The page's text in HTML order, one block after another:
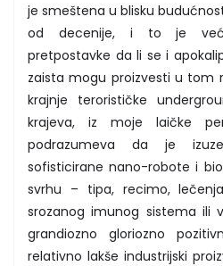
je smeštena u blisku
od decenije, i to je već
pretpostavke da li se i
zaista mogu proizvesti u tom
krajnje terorističke
krajeva, iz moje laičke
podrazumeva da je
sofisticirane nano-robote i
svrhu – tipa, recimo,
srozanog imunog sistema ili
grandiozno gloriozno
relativno lakše industrijski